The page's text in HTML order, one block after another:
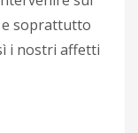
e soprattutto
i nostri affetti